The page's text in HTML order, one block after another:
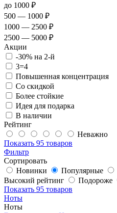
до 1000 ₽
500 — 1000 ₽
1000 — 2500 ₽
2500 — 5000 ₽
Акции
-30% на 2-й
3=4
Повышенная концентрация
Со скидкой
Более стойкие
Идея для подарка
В наличии
Рейтинг
Неважно
Показать 95 товаров
Фильтр
Сортировать
Новинки
Популярные
Высокий рейтинг
Подороже
Показать 95 товаров
Ноты
Ноты